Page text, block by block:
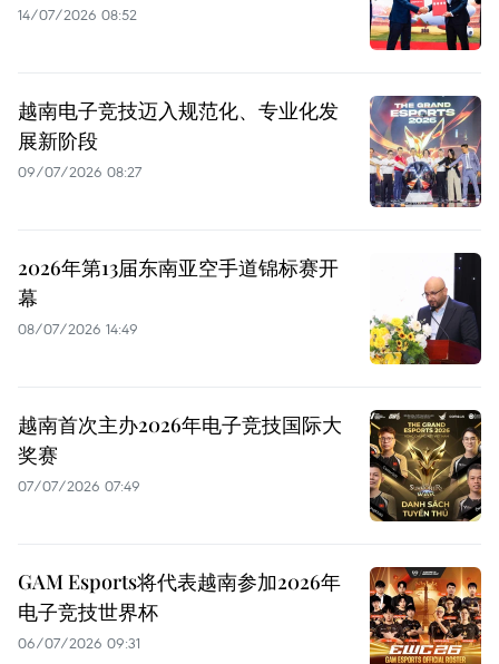
14/07/2026 08:52
越南电子竞技迈入规范化、专业化发
展新阶段
09/07/2026 08:27
2026年第13届东南亚空手道锦标赛开
幕
08/07/2026 14:49
越南首次主办2026年电子竞技国际大
奖赛
07/07/2026 07:49
GAM Esports将代表越南参加2026年
电子竞技世界杯
06/07/2026 09:31